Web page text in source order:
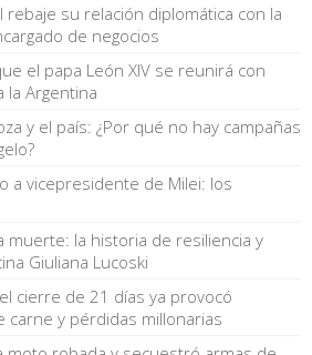
rebaje su relación diplomática con la
de negocios
el papa León XIV se reunirá con
la Argentina
y el país: ¿Por qué no hay campañas
a vicepresidente de Milei: los
muerte: la historia de resiliencia y
Giuliana Lucoski
cierre de 21 días ya provocó
carne y pérdidas millonarias